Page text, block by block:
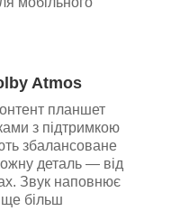
Atmos
планшет
з підтримкою
збалансоване
деталь — від
Звук наповнює
ще більш